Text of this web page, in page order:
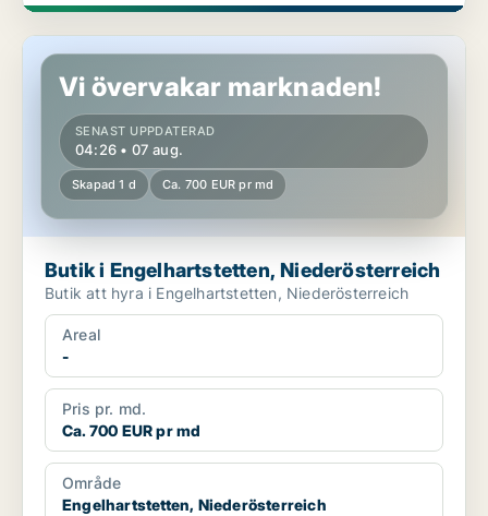
Butik i Engelhartstetten, Niederösterreich
Vi övervakar marknaden!
SENAST UPPDATERAD
04:26 • 07 aug.
Skapad 1 d Ca. 700 EUR pr md
Butik i Engelhartstetten, Niederösterreich
Butik att hyra i Engelhartstetten, Niederösterreich
Areal
-
Pris pr. md.
Ca. 700 EUR pr md
Område
Engelhartstetten, Niederösterreich